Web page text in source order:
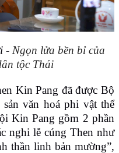
- Ngọn lửa bền bỉ của
tộc Thái
Kin Pang đã được Bộ
văn hoá phi vật thể
Kin Pang gồm 2 phần
nghi lễ cúng Then như
thần linh bản mường”,